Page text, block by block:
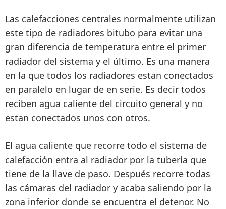
Las calefacciones centrales normalmente utilizan
este tipo de radiadores bitubo para evitar una
gran diferencia de temperatura entre el primer
radiador del sistema y el último. Es una manera
en la que todos los radiadores estan conectados
en paralelo en lugar de en serie. Es decir todos
reciben agua caliente del circuito general y no
estan conectados unos con otros.
El agua caliente que recorre todo el sistema de
calefacción entra al radiador por la tubería que
tiene de la llave de paso. Después recorre todas
las cámaras del radiador y acaba saliendo por la
zona inferior donde se encuentra el detenor. No